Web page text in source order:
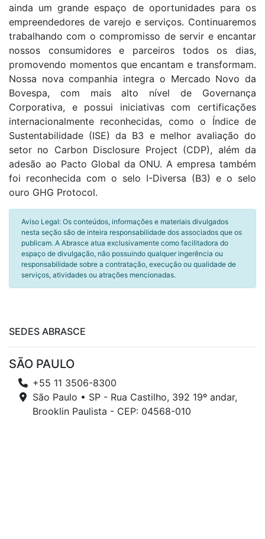
ainda um grande espaço de oportunidades para os
empreendedores de varejo e serviços. Continuaremos
trabalhando com o compromisso de servir e encantar
nossos consumidores e parceiros todos os dias,
promovendo momentos que encantam e transformam.
Nossa nova companhia integra o Mercado Novo da
Bovespa, com mais alto nível de Governança
Corporativa, e possui iniciativas com certificações
internacionalmente reconhecidas, como o Índice de
Sustentabilidade (ISE) da B3 e melhor avaliação do
setor no Carbon Disclosure Project (CDP), além da
adesão ao Pacto Global da ONU. A empresa também
foi reconhecida com o selo I-Diversa (B3) e o selo
ouro GHG Protocol.
Aviso Legal: Os conteúdos, informações e materiais divulgados
nesta seção são de inteira responsabilidade dos associados que os
publicam. A Abrasce atua exclusivamente como facilitadora do
espaço de divulgação, não possuindo qualquer ingerência ou
responsabilidade sobre a contratação, execução ou qualidade de
serviços, atividades ou atrações mencionadas.
SEDES ABRASCE
SÃO PAULO
+55 11 3506-8300
São Paulo • SP - Rua Castilho, 392 19º andar,
Brooklin Paulista - CEP: 04568-010